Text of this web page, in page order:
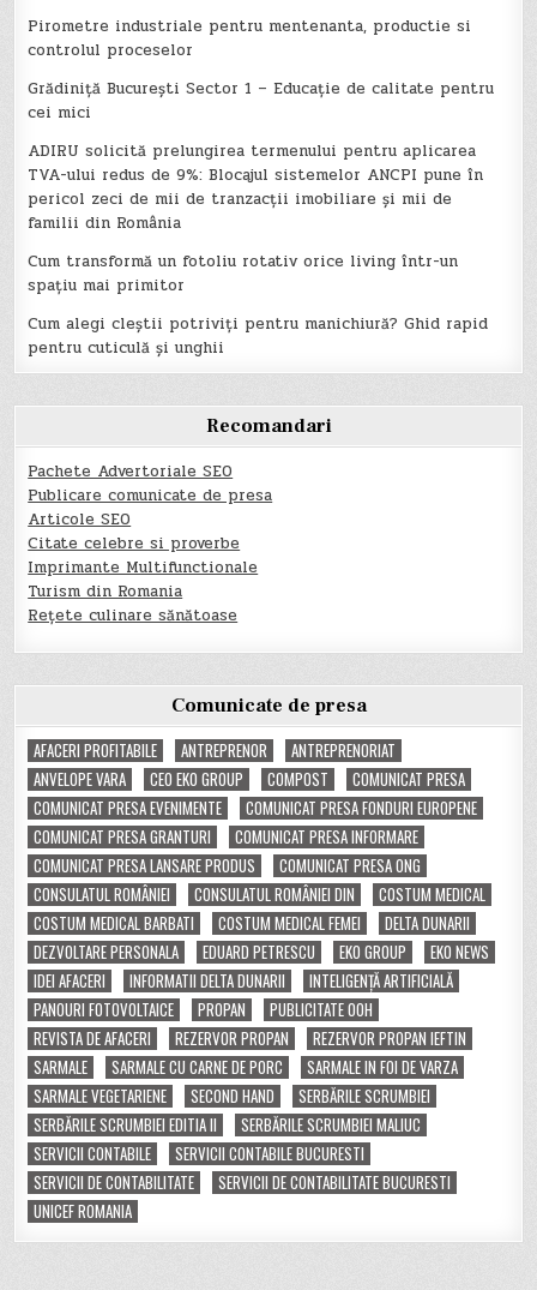
Pirometre industriale pentru mentenanta, productie si
controlul proceselor
Grădiniță București Sector 1 – Educație de calitate pentru
cei mici
ADIRU solicită prelungirea termenului pentru aplicarea
TVA-ului redus de 9%: Blocajul sistemelor ANCPI pune în
pericol zeci de mii de tranzacții imobiliare și mii de
familii din România
Cum transformă un fotoliu rotativ orice living într-un
spațiu mai primitor
Cum alegi cleștii potriviți pentru manichiură? Ghid rapid
pentru cuticulă și unghii
Recomandari
Pachete Advertoriale SEO
Publicare comunicate de presa
Articole SEO
Citate celebre si proverbe
Imprimante Multifunctionale
Turism din Romania
Rețete culinare sănătoase
Comunicate de presa
AFACERI PROFITABILE
ANTREPRENOR
ANTREPRENORIAT
ANVELOPE VARA
CEO EKO GROUP COMPOST
COMUNICAT PRESA
COMUNICAT PRESA EVENIMENTE
COMUNICAT PRESA FONDURI EUROPENE
COMUNICAT PRESA GRANTURI
COMUNICAT PRESA INFORMARE
COMUNICAT PRESA LANSARE PRODUS
COMUNICAT PRESA ONG
CONSULATUL ROMÂNIEI
CONSULATUL ROMÂNIEI DIN
COSTUM MEDICAL
COSTUM MEDICAL BARBATI
COSTUM MEDICAL FEMEI
DELTA DUNARII
DEZVOLTARE PERSONALA
EDUARD PETRESCU EKO GROUP
EKO NEWS
IDEI AFACERI
INFORMATII DELTA DUNARII
INTELIGENȚĂ ARTIFICIALĂ
PANOURI FOTOVOLTAICE
PROPAN
PUBLICITATE OOH
REVISTA DE AFACERI
REZERVOR PROPAN
REZERVOR PROPAN IEFTIN
SARMALE
SARMALE CU CARNE DE PORC
SARMALE IN FOI DE VARZA
SARMALE VEGETARIENE
SECOND HAND
SERBĂRILE SCRUMBIEI
SERBĂRILE SCRUMBIEI EDITIA II
SERBĂRILE SCRUMBIEI MALIUC
SERVICII CONTABILE
SERVICII CONTABILE BUCURESTI
SERVICII DE CONTABILITATE
SERVICII DE CONTABILITATE BUCURESTI
UNICEF ROMANIA